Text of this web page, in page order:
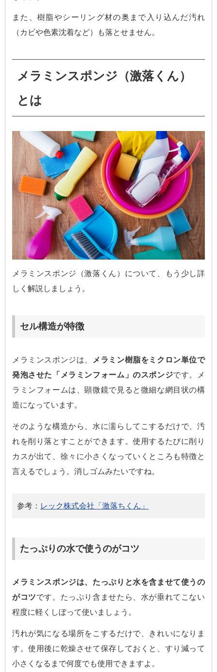
また、樹脂やシーリング材の奥まで入り込んだ汚れ
（カビや色素沈着など）も落とせません。
メラミンスポンジ（激落くん）
とは
メラミンスポンジ（激落くん）について、もう少し詳
しく解説しましょう。
セル構造が特徴
メラミンスポンジは、
メラミン樹脂をミクロン単位で
発泡させた「メラミンフォーム」のスポンジです。メ
ラミンフォームは、顕微鏡で見ると微細な網目状の構
造になっています。
そのような構造から、水に濡らしてこするだけで、汚
れを削り落とすことができます。使用するたびに削り
カスが出て、徐々に小さくなっていくところも特徴と
言えるでしょう。消しゴムみたいですね。
参考： レック株式会社「激落ちくん」
たっぷりの水で使うのがコツ
メラミンスポンジは、たっぷりと水を含ませて使うの
がコツです。たっぷり含ませたら、水が垂れてこない
程度に軽くしぼって使いましょう。
汚れが気になる場所をこするだけで、きれいになりま
す。使用後に乾燥させて保存しておくと、すり減って
小さくなるまで何度でも使用できますよ。